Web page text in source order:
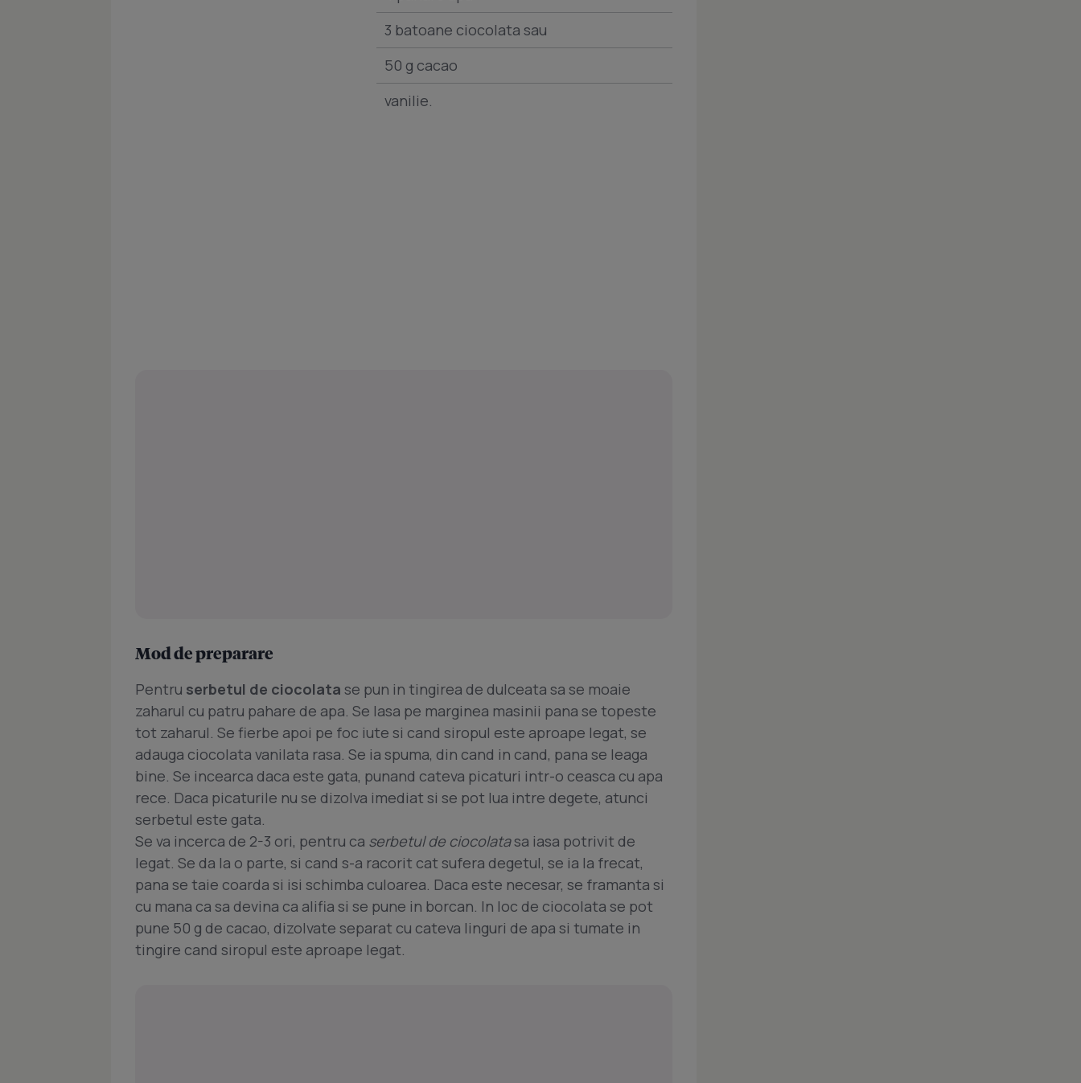
3 batoane ciocolata sau
50 g cacao
vanilie.
Mod de preparare
Pentru serbetul de ciocolata se pun in tingirea de dulceata sa se moaie
zaharul cu patru pahare de apa. Se lasa pe marginea masinii pana se topeste
tot zaharul. Se fierbe apoi pe foc iute si cand siropul este aproape legat, se
adauga ciocolata vanilata rasa. Se ia spuma, din cand in cand, pana se leaga
bine. Se incearca daca este gata, punand cateva picaturi intr-o ceasca cu apa
rece. Daca picaturile nu se dizolva imediat si se pot lua intre degete, atunci
serbetul este gata.
Se va incerca de 2-3 ori, pentru ca serbetul de ciocolatasa iasa potrivit de
legat. Se da la o parte, si cand s-a racorit cat sufera degetul, se ia la frecat,
pana se taie coarda si isi schimba culoarea. Daca este necesar, se framanta si
cu mana ca sa devina ca alifia si se pune in borcan. In loc de ciocolata se pot
pune 50 g de cacao, dizolvate separat cu cateva linguri de apa si tumate in
tingire cand siropul este aproape legat.